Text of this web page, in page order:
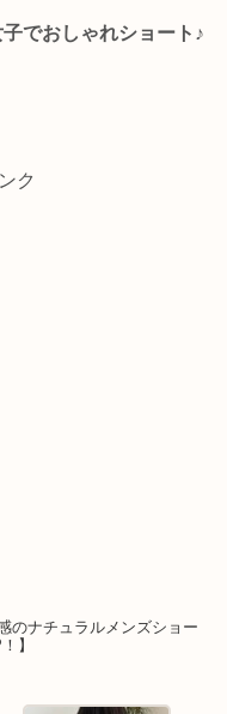
でおしゃれショート♪
ク
のナチュラルメンズショー
】